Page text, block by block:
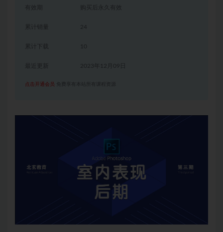
有效期 购买后永久有效
累计销量 24
累计下载 10
2023年12月09日
点击开通会员 免费享有本站所有课程资源